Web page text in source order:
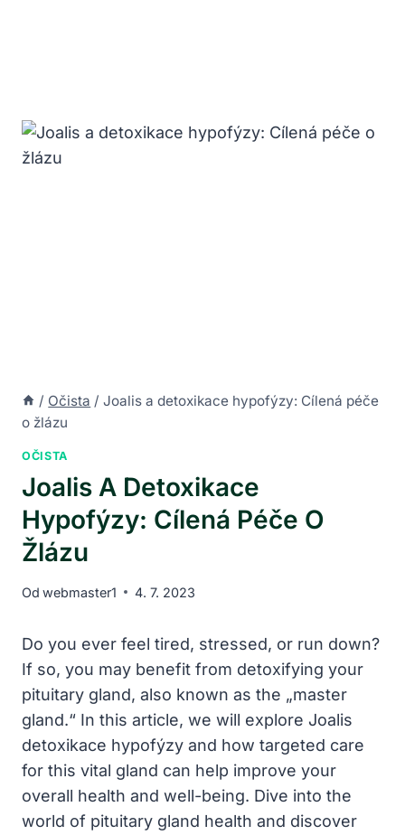
/ Očista / Joalis a detoxikace hypofýzy: Cílená péče
o žlázu
OČISTA
Joalis A Detoxikace
Hypofýzy: Cílená Péče O
Žlázu
Od webmaster1 4. 7. 2023
Do you ever feel tired, stressed, or run down?
If so, you may benefit from detoxifying your
pituitary gland, also known as the „master
gland.“ In this article, we will explore Joalis
detoxikace hypofýzy and how targeted care
for this vital gland can help improve your
overall health and well-being. Dive into the
world of pituitary gland health and discover